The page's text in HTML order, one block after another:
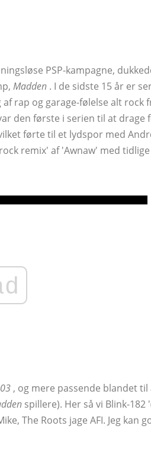
PSP-kampagne,
Madden . I de sidste 15 år er
rap og garage-følelse alt rock
den første i serien til at drage
førte til et lydspor med
remix' af 'Awnaw' med
, og mere passende blandet
spillere). Her så vi Blink-182
The Roots jage AFI. Jeg kan